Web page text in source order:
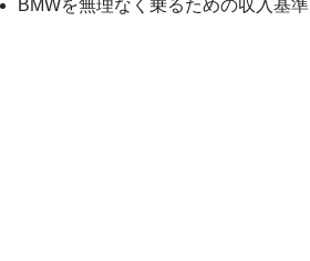
BMWを無理なく乗るための収入基準